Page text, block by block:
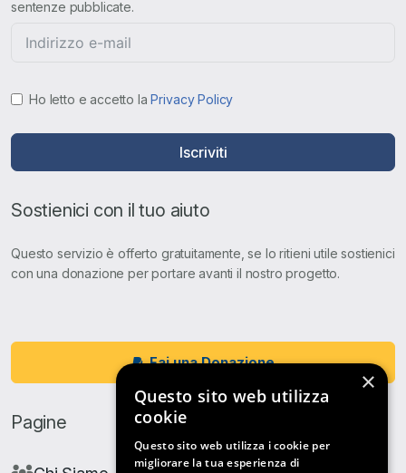
sentenze pubblicate.
Ho letto e accetto laPrivacy Policy
Iscriviti
Sostienici con il tuo aiuto
Questo servizio è offerto gratuitamente, se lo ritieni utile sostienici
con una donazione per portare avanti il nostro progetto.
Fai una Donazione
Pagine
×
Questo sito web utilizza
cookie
Questo sito web utilizza i cookie per
migliorare la tua esperienza di